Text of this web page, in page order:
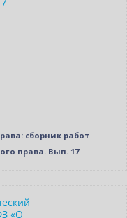
сборник работ
права. Вып. 17